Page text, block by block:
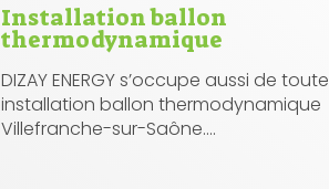
Installation ballon
thermodynamique
DIZAY ENERGY s’occupe aussi de toute
installation ballon thermodynamique
Villefranche-sur-Saône....